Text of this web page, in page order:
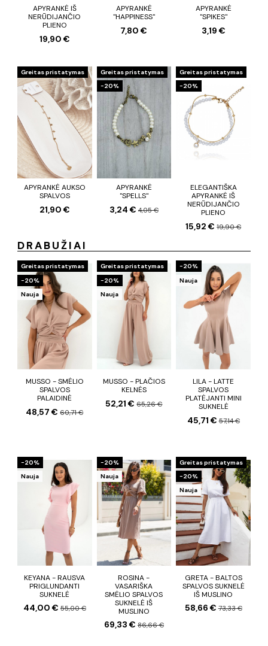
APYRANKĖ IŠ
NERŪDIJANČIO
PLIENO
19,90 €
APYRANKĖ
"HAPPINESS"
7,80 €
APYRANKĖ
"SPIKES"
3,19 €
Greitas pristatymas
APYRANKĖ AUKSO
SPALVOS
21,90 €
Greitas pristatymas
−20%
APYRANKĖ
"SPELLS"
3,24 € 4,05 €
Greitas pristatymas
−20%
ELEGANTIŠKA
APYRANKĖ IŠ
NERŪDIJANČIO
PLIENO
15,92 €19,90 €
DRABUŽIAI
Greitas pristatymas
−20%
Nauja
MUSSO - SMĖLIO
SPALVOS
PALAIDINĖ
48,57 €60,71 €
Greitas pristatymas
−20%
Nauja
MUSSO - PLAČIOS
KELNĖS
52,21 €65,26 €
−20%
Nauja
LILA - LATTE
SPALVOS
PLATĖJANTI MINI
SUKNELĖ
45,71 €57,14 €
−20%
Nauja
KEYANA - RAUSVA
PRIGLUNDANTI
SUKNELĖ
44,00 €55,00 €
−20%
Nauja
ROSINA -
VASARIŠKA
SMĖLIO SPALVOS
SUKNELĖ IŠ
MUSLINO
69,33 € 86,66 €
Greitas pristatymas
−20%
Nauja
GRETA - BALTOS
SPALVOS SUKNELĖ
IŠ MUSLINO
58,66 €73,33 €